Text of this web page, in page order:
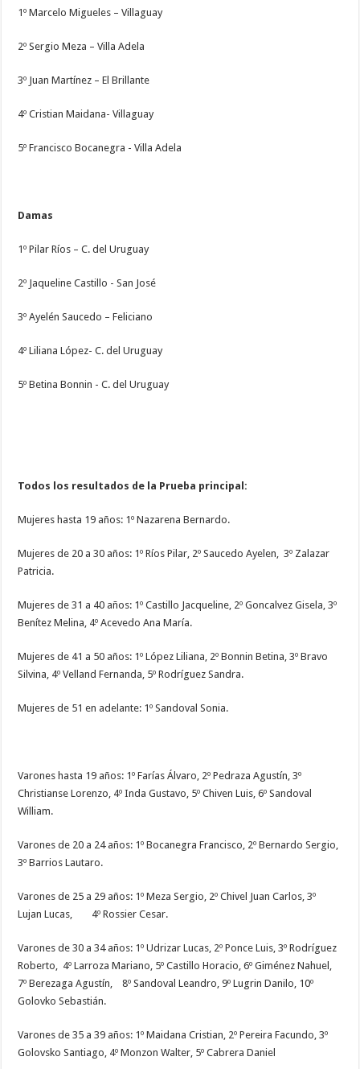
1º Marcelo Migueles – Villaguay
2º Sergio Meza – Villa Adela
3º Juan Martínez – El Brillante
4º Cristian Maidana- Villaguay
5º Francisco Bocanegra - Villa Adela
Damas
1º Pilar Ríos – C. del Uruguay
2º Jaqueline Castillo - San José
3º Ayelén Saucedo – Feliciano
4º Liliana López- C. del Uruguay
5º Betina Bonnin - C. del Uruguay
Todos los resultados de la Prueba principal:
Mujeres hasta 19 años: 1º Nazarena Bernardo.
Mujeres de 20 a 30 años: 1º Ríos Pilar, 2º Saucedo Ayelen, 3º Zalazar
Patricia.
Mujeres de 31 a 40 años: 1º Castillo Jacqueline, 2º Goncalvez Gisela, 3º
Benítez Melina, 4º Acevedo Ana María.
Mujeres de 41 a 50 años: 1º López Liliana, 2º Bonnin Betina, 3º Bravo
Silvina, 4º Velland Fernanda, 5º Rodríguez Sandra.
Mujeres de 51 en adelante: 1º Sandoval Sonia.
Varones hasta 19 años: 1º Farías Álvaro, 2º Pedraza Agustín, 3º
Christianse Lorenzo, 4º Inda Gustavo, 5º Chiven Luis, 6º Sandoval
William.
Varones de 20 a 24 años: 1º Bocanegra Francisco, 2º Bernardo Sergio,
3º Barrios Lautaro.
Varones de 25 a 29 años: 1º Meza Sergio, 2º Chivel Juan Carlos, 3º
Lujan Lucas, 4º Rossier Cesar.
Varones de 30 a 34 años: 1º Udrizar Lucas, 2º Ponce Luis, 3º Rodríguez
Roberto, 4º Larroza Mariano, 5º Castillo Horacio, 6º Giménez Nahuel,
7º Berezaga Agustín, 8º Sandoval Leandro, 9º Lugrin Danilo, 10º
Golovko Sebastián.
Varones de 35 a 39 años: 1º Maidana Cristian, 2º Pereira Facundo, 3º
Golovsko Santiago, 4º Monzon Walter, 5º Cabrera Daniel